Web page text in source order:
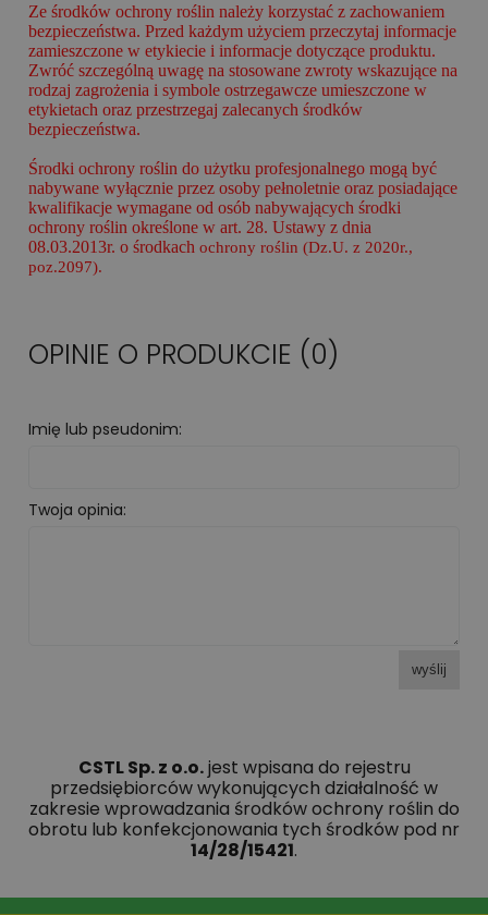
Ze środków ochrony roślin należy korzystać z zachowaniem
bezpieczeństwa. Przed każdym użyciem przeczytaj informacje
zamieszczone w etykiecie i informacje dotyczące produktu.
Zwróć szczególną uwagę na stosowane zwroty wskazujące na
rodzaj zagrożenia i symbole ostrzegawcze umieszczone w
etykietach oraz przestrzegaj zalecanych środków
bezpieczeństwa.
Środki ochrony roślin do użytku profesjonalnego mogą być
nabywane wyłącznie przez osoby pełnoletnie oraz posiadające
kwalifikacje wymagane od osób nabywających środki
ochrony roślin określone w art. 28. Ustawy z dnia
08.03.2013r. o środkach ochrony roślin (Dz.U. z 2020r.,
poz.2097).
OPINIE O PRODUKCIE (0)
Imię lub pseudonim:
Twoja opinia:
wyślij
CSTL Sp. z o.o.jest wpisana do rejestru
przedsiębiorców wykonujących działalność w
zakresie wprowadzania środków ochrony roślin do
obrotu lub konfekcjonowania tych środków pod nr
14/28/15421.